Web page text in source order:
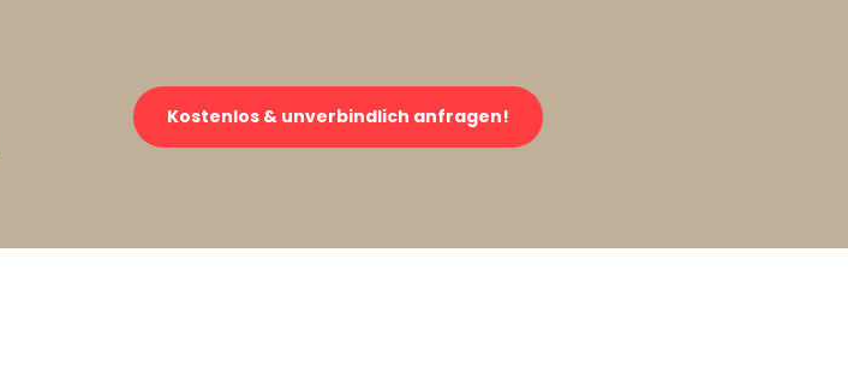
Kostenlos & unverbindlich anfragen!